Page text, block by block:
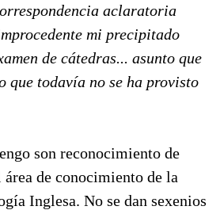
aclaratoria
mi precipitado
de cátedras... asunto que
que todavía no se ha provisto
son reconocimiento de
de conocimiento de la
Inglesa. No se dan sexenios